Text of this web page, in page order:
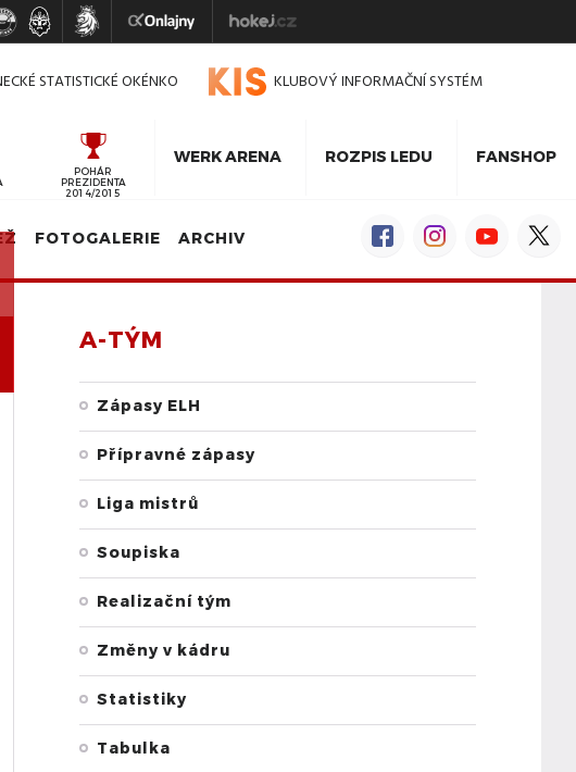
STATISTICKÉ OKÉNKO KLUBOVÝ INFORMAČNÍ SYSTÉM
POHÁR
PREZIDENTA
2014/2015
WERK ARENA ROZPIS LEDU FANSHOP
FOTOGALERIE ARCHIV
A-TÝM
Zápasy ELH
Přípravné zápasy
Liga mistrů
Soupiska
Realizační tým
Změny v kádru
Statistiky
Tabulka